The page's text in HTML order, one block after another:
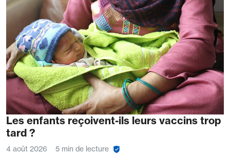
Les enfants reçoivent-ils leurs vaccins trop
tard ?
4 août 2026 5 min de lecture